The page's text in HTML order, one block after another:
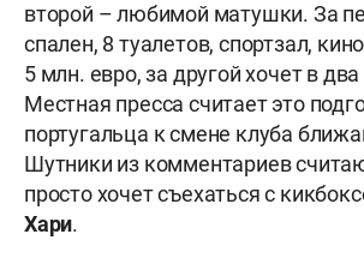
второй – любимой матушки. За
спален, 8 туалетов, спортзал,
5 млн. евро, за другой хочет в
Местная пресса считает это
португальца к смене клуба
Шутники из комментариев
просто хочет съехаться с
Хари.